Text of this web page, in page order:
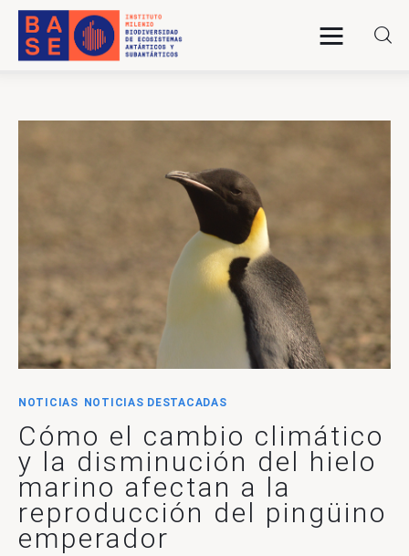
INVESTIGACIÓN
PUBLICACIONES
COLABORACIÓN
COMUNICACIONES
CONTACTO
NOTICIAS NOTICIAS DESTACADAS
Cómo el cambio climático
y la disminución del hielo
marino afectan a la
reproducción del pingüino
emperador